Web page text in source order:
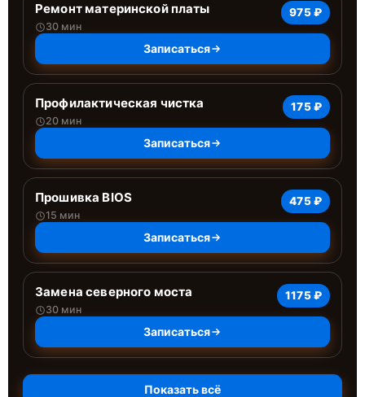
Ремонт материнской платы
30 мин
975 ₽
Записаться
Профилактическая чистка
20 мин
175 ₽
Записаться
Прошивка BIOS
15 мин
475 ₽
Записаться
Замена северного моста
30 мин
1175 ₽
Записаться
Показать всё